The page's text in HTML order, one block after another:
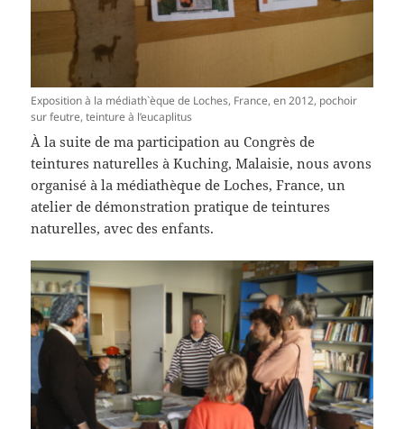
Exposition à la médiath`èque de Loches, France, en 2012, pochoir
sur feutre, teinture à l’eucaplitus
À la suite de ma participation au Congrès de
teintures naturelles à Kuching, Malaisie, nous avons
organisé à la médiathèque de Loches, France, un
atelier de démonstration pratique de teintures
naturelles, avec des enfants.